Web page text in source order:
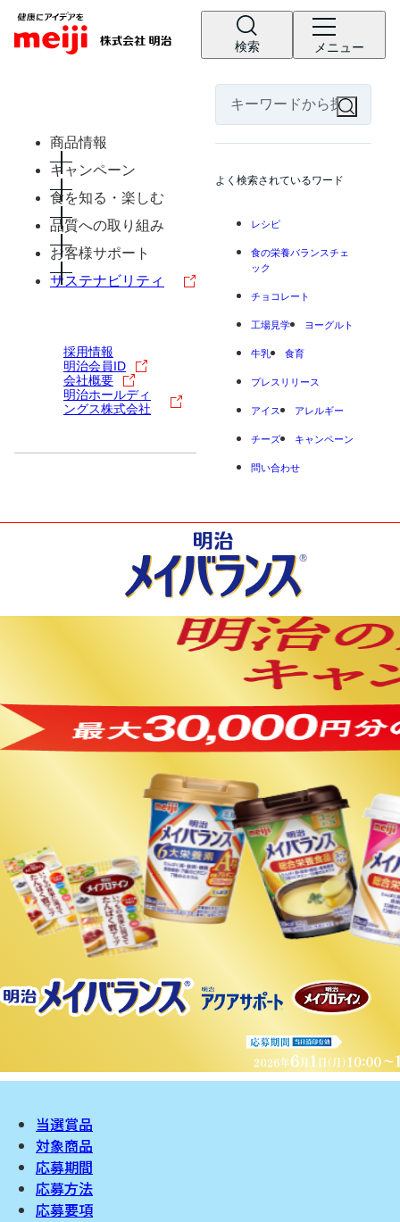
検索 メニュー
商品情報
キャンペーン
食を知る・楽しむ
品質への取り組み
お客様サポート
サステナビリティ
採用情報
明治会員ID
会社概要
明治ホールディ
ングス株式会社
よく検索されているワード
レシピ
食の栄養バランスチェ
ック
チョコレート
工場見学 ヨーグルト
牛乳 食育
プレスリリース
アイス アレルギー
チーズ キャンペーン
問い合わせ
当選賞品
対象商品
応募期間
応募方法
応募要項